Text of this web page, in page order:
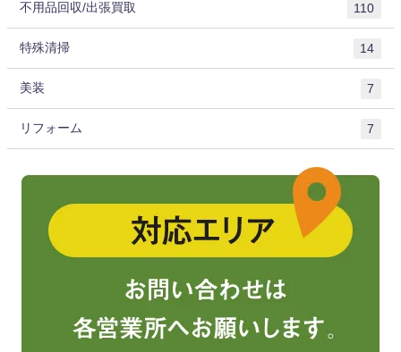
不用品回収/出張買取 110
特殊清掃 14
美装 7
リフォーム 7